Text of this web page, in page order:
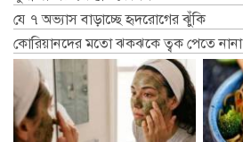
যে ৭ অভ্যাস বাড়াচ্ছে হৃদরোগের ঝুঁকি
কোরিয়ানদের মতো ঝকঝকে ত্বক পেতে